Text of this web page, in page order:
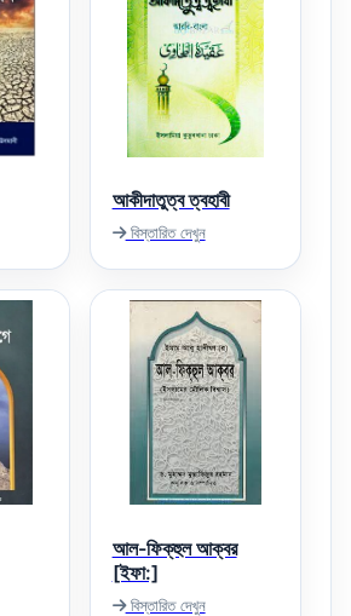
আকীদাতুত্ব ত্বহাবী
বিস্তারিত দেখুন
আল-ফিক্‌হুল আক্‌বর
[ইফা:]
বিস্তারিত দেখুন